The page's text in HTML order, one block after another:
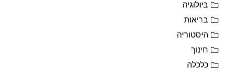
ביולוגיה
בריאות
היסטוריה
חינוך
כלכלה